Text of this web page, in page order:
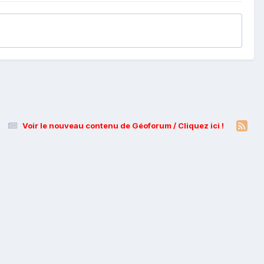
Voir le nouveau contenu de Géoforum / Cliquez ici !